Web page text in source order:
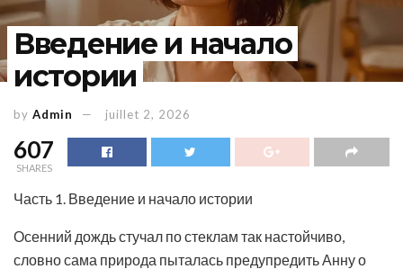
Введение и начало
истории
by Admin juillet 2, 2026
607
SHARES
Часть 1. Введение и начало истории
Осенний дождь стучал по стеклам так настойчиво,
словно сама природа пыталась предупредить Анну о